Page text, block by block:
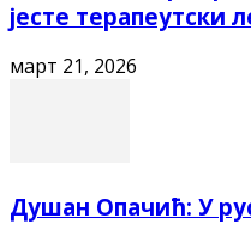
јесте терапеутски
март 21, 2026
Душан Опачић: У